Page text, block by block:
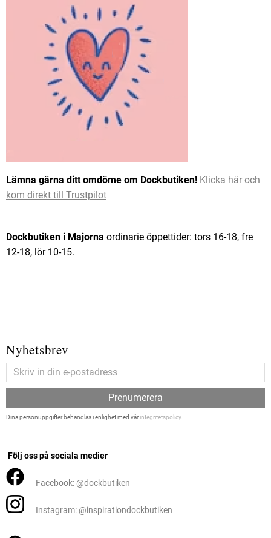
Lämna gärna ditt omdöme om Dockbutiken! Klicka här och
kom direkt till Trustpilot
Dockbutiken i Majorna ordinarie öppettider: tors 16-18, fre
12-18, lör 10-15.
Nyhetsbrev
Prenumerera
Dina personuppgifter behandlas i enlighet med vårintegritetspolicy.
Följ oss på sociala medier
Facebook: @dockbutiken
Instagram: @inspirationdockbutiken